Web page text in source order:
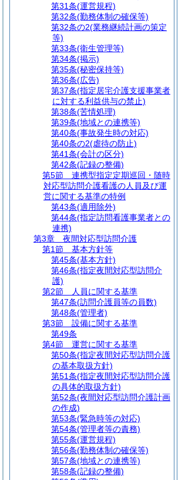
第31条(運営規程)
第32条(勤務体制の確保等)
第32条の2(業務継続計画の策定
等)
第33条(衛生管理等)
第34条(掲示)
第35条(秘密保持等)
第36条(広告)
第37条(指定居宅介護支援事業者
に対する利益供与の禁止)
第38条(苦情処理)
第39条(地域との連携等)
第40条(事故発生時の対応)
第40条の2(虐待の防止)
第41条(会計の区分)
第42条(記録の整備)
第5節
連携型指定定期巡回・随時
対応型訪問介護看護の人員及び運
営に関する基準の特例
第43条(適用除外)
第44条(指定訪問看護事業者との
連携)
第3章
夜間対応型訪問介護
第1節
基本方針等
第45条(基本方針)
第46条(指定夜間対応型訪問介
護)
第2節
人員に関する基準
第47条(訪問介護員等の員数)
第48条(管理者)
第3節
設備に関する基準
第49条
第4節
運営に関する基準
第50条(指定夜間対応型訪問介護
の基本取扱方針)
第51条(指定夜間対応型訪問介護
の具体的取扱方針)
第52条(夜間対応型訪問介護計画
の作成)
第53条(緊急時等の対応)
第54条(管理者等の責務)
第55条(運営規程)
第56条(勤務体制の確保等)
第57条(地域との連携等)
第58条(記録の整備)